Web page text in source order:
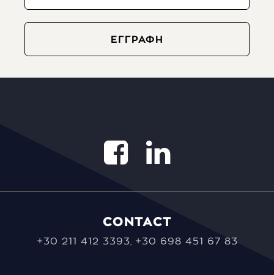
CONTACT
+30 211 412 3393 +30 698 451 67 83